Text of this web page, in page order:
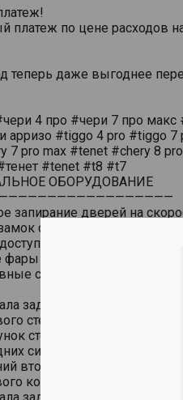
платеж по цене расходов
теперь даже выгоднее
4 про #чери 7 про макс
арризо #tiggo 4 pro #tiggo 7
7 pro max #tenet #chery 8
#tenet #t8 #t7
ОБОРУДОВАНИЕ
запирание дверей на
с дистанционным
(ключ в кармане)
основного света
светодиодные ходовые
заднего вида с обогревом
стекла
стеклоомывателя
сидений
второго ряда
колеса